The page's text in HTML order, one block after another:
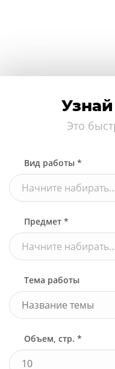
Это
Вид работы *
Начните набирать...
Предмет *
Начните набирать...
Тема работы
Объем, стр. *